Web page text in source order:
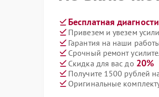
Бесплатная
Привезем и увезем
Гарантия на наши
Срочный ремонт
Скидка для вас до 20%
Получите 1500 рублей
Оригинальные